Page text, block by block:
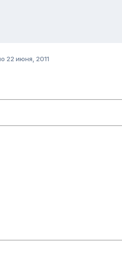
22 июня, 2011